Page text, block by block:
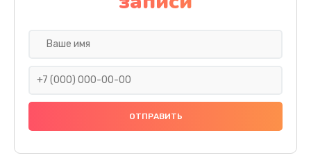
Заказать
Ремонт подсветки